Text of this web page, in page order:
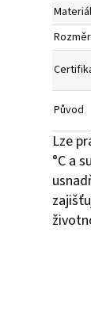
Materiál
Rozměr
Původ
Lze
°C a